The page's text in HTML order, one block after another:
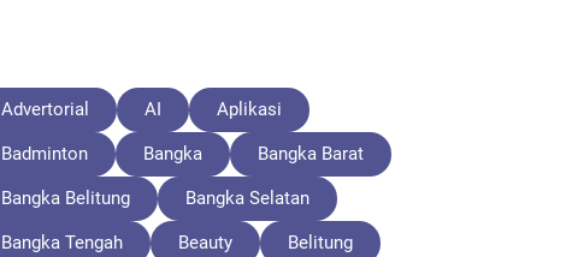
Advertorial AI Aplikasi
Badminton Bangka Bangka Barat
Bangka Belitung Bangka Selatan
Bangka Tengah Beauty Belitung